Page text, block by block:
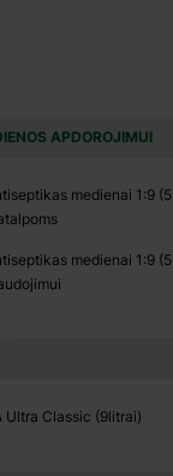
APDOROJIMUI
medienai 1:9 (5
medienai 1:9 (5
Ultra Classic (9litrai)